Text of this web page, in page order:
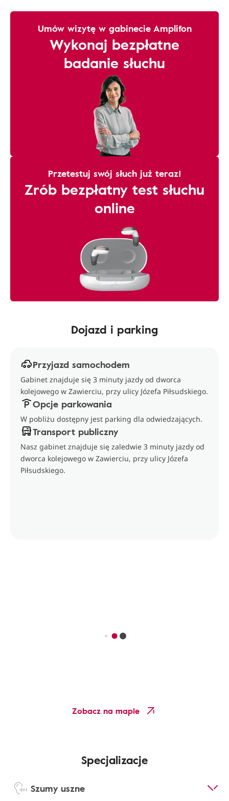
Umów wizytę w gabinecie Amplifon
Wykonaj bezpłatne
badanie słuchu
Przetestuj swój słuch już teraz!
Zrób bezpłatny test słuchu
online
Dojazd i parking
Przyjazd samochodem
Gabinet znajduje się 3 minuty jazdy od dworca
kolejowego w Zawierciu, przy ulicy Józefa Piłsudskiego.
Opcje parkowania
W pobliżu dostępny jest parking dla odwiedzających.
Transport publiczny
Nasz gabinet znajduje się zaledwie 3 minuty jazdy od
dworca kolejowego w Zawierciu, przy ulicy Józefa
Piłsudskiego.
Zobacz na mapie
Specjalizacje
Szumy uszne